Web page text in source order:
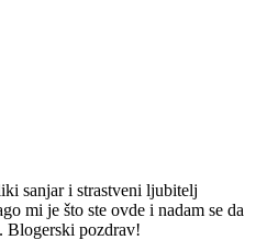
sanjar i strastveni ljubitelj
mi je što ste ovde i nadam se da
Blogerski pozdrav!